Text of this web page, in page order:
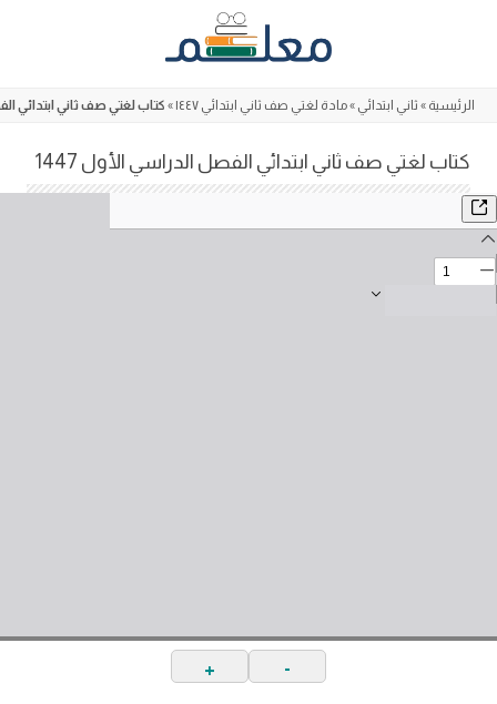
الرئيسية » ثاني ابتدائي »مادة لغتي صف ثاني ابتدائي ١٤٤٧ » كتاب لغتي صف ثاني ابتدائي
كتاب لغتي صف ثاني ابتدائي الفصل الدراسي الأول 1447
-
+